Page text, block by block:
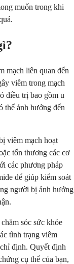
muốn trong khi
mạch liên quan đến
viêm trong mạch
điều trị bao gồm u
thể ảnh hưởng đến
viêm mạch hoạt
tổn thương các cơ
các phương pháp
để giúp kiểm soát
người bị ảnh hưởng
sóc sức khỏe
tình trạng viêm
định. Quyết định
cụ thể của bạn,